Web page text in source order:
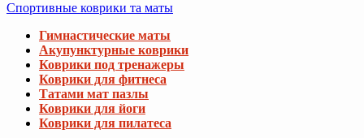
Спортивные коврики та маты
Гимнастические маты
Акупунктурные коврики
Коврики под тренажеры
Коврики для фитнеса
Татами мат пазлы
Коврики для йоги
Коврики для пилатеса